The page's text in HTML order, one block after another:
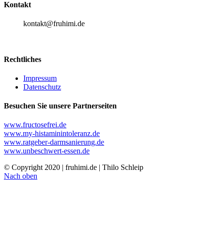
Kontakt
kontakt@fruhimi.de
Rechtliches
Impressum
Datenschutz
Besuchen Sie unsere Partnerseiten
www.fructosefrei.de
www.my-histaminintoleranz.de
www.ratgeber-darmsanierung.de
www.unbeschwert-essen.de
© Copyright 2020 | fruhimi.de | Thilo Schleip
Nach oben